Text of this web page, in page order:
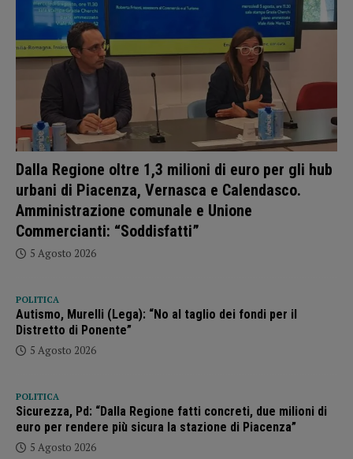
Dalla Regione oltre 1,3 milioni di euro per gli hub
urbani di Piacenza, Vernasca e Calendasco.
Amministrazione comunale e Unione
Commercianti: “Soddisfatti”
5 Agosto 2026
POLITICA
Autismo, Murelli (Lega): “No al taglio dei fondi per il
Distretto di Ponente”
5 Agosto 2026
POLITICA
Sicurezza, Pd: “Dalla Regione fatti concreti, due milioni di
euro per rendere più sicura la stazione di Piacenza”
5 Agosto 2026